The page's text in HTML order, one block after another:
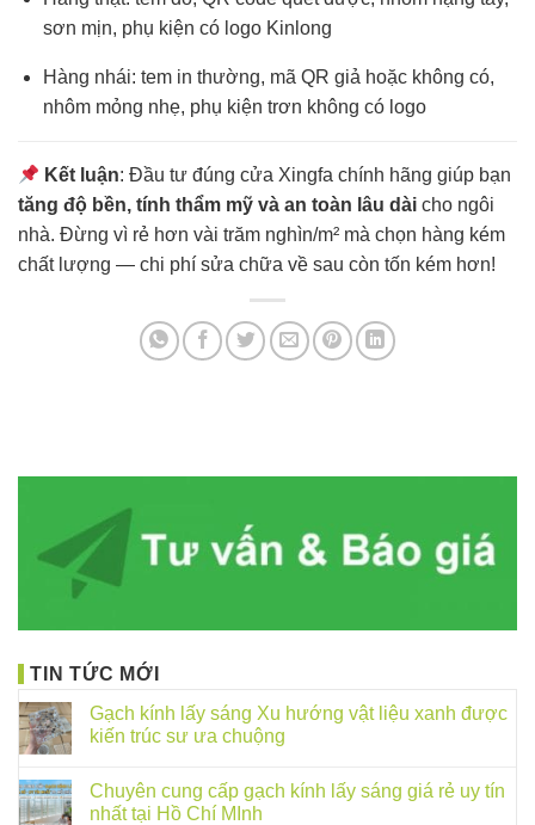
sơn mịn, phụ kiện có logo Kinlong
Hàng nhái: tem in thường, mã QR giả hoặc không có,
nhôm mỏng nhẹ, phụ kiện trơn không có logo
Kết luận: Đầu tư đúng cửa Xingfa chính hãng giúp bạn
tăng độ bền, tính thẩm mỹ và an toàn lâu dài cho ngôi
nhà. Đừng vì rẻ hơn vài trăm nghìn/m² mà chọn hàng kém
chất lượng — chi phí sửa chữa về sau còn tốn kém hơn!
TIN TỨC MỚI
Gạch kính lấy sáng Xu hướng vật liệu xanh được
kiến trúc sư ưa chuộng
Chuyên cung cấp gạch kính lấy sáng giá rẻ uy tín
nhất tại Hồ Chí MInh